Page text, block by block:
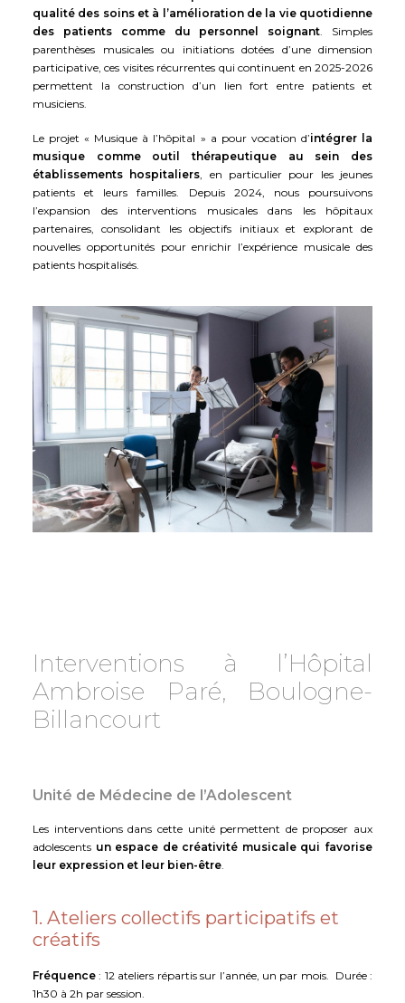
qualité des soins et à l’amélioration de la vie quotidienne
des patients comme du personnel soignant. Simples
parenthèses musicales ou initiations dotées d’une dimension
participative, ces visites récurrentes qui continuent en 2025-2026
permettent la construction d’un lien fort entre patients et
musiciens.
Le projet « Musique à l’hôpital » a pour vocation d’intégrer la
musique comme outil thérapeutique au sein des
établissements hospitaliers, en particulier pour les jeunes
patients et leurs familles. Depuis 2024, nous poursuivons
l’expansion des interventions musicales dans les hôpitaux
partenaires, consolidant les objectifs initiaux et explorant de
nouvelles opportunités pour enrichir l’expérience musicale des
patients hospitalisés.
Interventions à l’Hôpital
Ambroise Paré, Boulogne-
Billancourt
Unité de Médecine de l’Adolescent
Les interventions dans cette unité permettent de proposer aux
adolescents un espace de créativité musicale qui favorise
leur expression et leur bien-être.
1. Ateliers collectifs participatifs et
créatifs
Fréquence : 12 ateliers répartis sur l’année, un par mois. Durée :
1h30 à 2h par session.